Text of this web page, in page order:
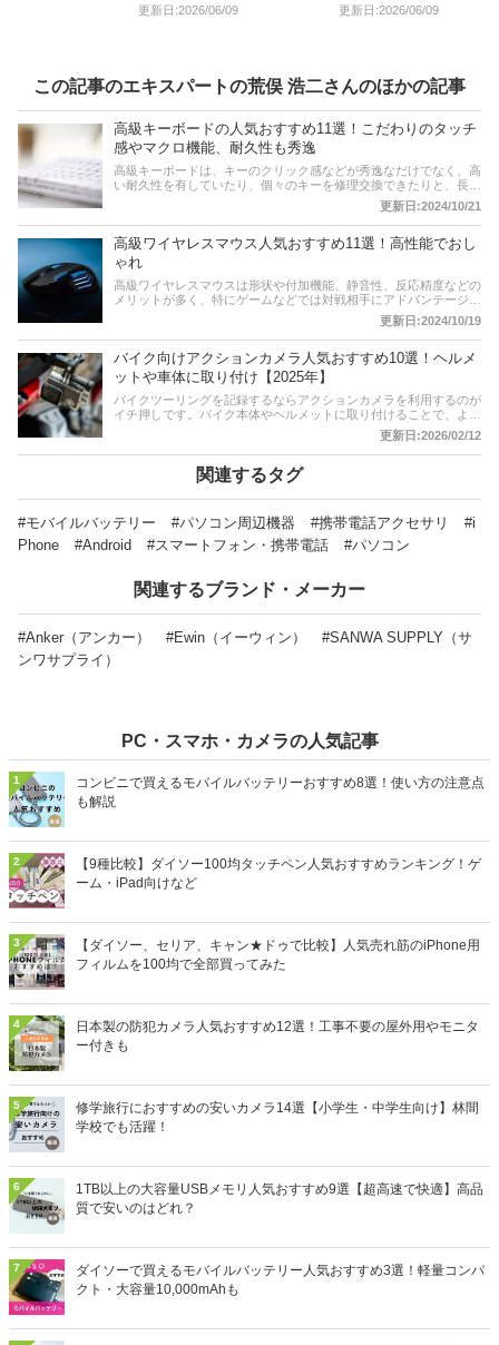
更新日:2026/06/09 更新日:2026/06/09
この記事のエキスパートの荒俣 浩二さんのほかの記事
高級キーボードの人気おすすめ11選！こだわりのタッチ
感やマクロ機能、耐久性も秀逸
高級キーボードは、キーのクリック感などが秀逸なだけでなく、高
い耐久性を有していたり、個々のキーを修理交換できたりと、長く
使い続けるための性能を装備したものが多いのが魅力です。ここで
は、そんな高級キーボードのおすすめ商品を紹介しましょう。人気
のロジクールやコルセアなどをピックアップ。ビジネスでの業務や
ゲームの操作をワンランク上にしてくれること間違いなし！また後
半には、比較一覧表や通販サイトの最新人気ランキングも用意しま
したので、売れ筋や口コミとあわせてチェックしましょう。
更新日:2024/10/21
高級ワイヤレスマウス人気おすすめ11選！高性能でおし
ゃれ
高級ワイヤレスマウスは形状や付加機能、静音性、反応精度などの
メリットが多く、特にゲームなどでは対戦相手にアドバンテージを
付けられるといった魅力があります。また、ビジネス現場でも効率
的なデスクワークに直結するアイテムです。そこでここでは、値段
は高いが機能性抜群な高級ワイヤレスマウスのおすすめ商品を紹介
します。1万円以上のモデルを基準にピックアップ(*)。後半には、
比較一覧表や通販サイトの最新人気ランキングもあるので、売れ筋
や口コミとあわせてチェックしてみてください。*価格は変動しま
す
更新日:2024/10/19
バイク向けアクションカメラ人気おすすめ10選！ヘルメ
ットや車体に取り付け【2025年】
バイクツーリングを記録するならアクションカメラを利用するのが
イチ押しです。バイク本体やヘルメットに取り付けることで、より
鮮明できれいな風景や走行シーンを撮影することができます。どん
な商品があるのか、取り付けやすいものは？ など、商品選びに迷
ってしまう人も多いのではないでしょうか。この記事では、バイク
向けアクションカメラのおすすめ商品をご紹介。ヘルメットや車体
に取り付けて記録できるものをピックアップしていますので、用途
に合ったアクションカムを選んでみてくださいね。記事後半には、
比較一覧表、通販サイトの売れ筋人気ランキングもあるので、口コ
ミや評判もチェックしてみてください。
更新日:2026/02/12
関連するタグ
#モバイルバッテリー #パソコン周辺機器 #携帯電話アクセサリ
#i
Phone
#Android #スマートフォン・携帯電話 #パソコン
関連するブランド・メーカー
#Anker（アンカー） #Ewin（イーウィン）
#SANWA SUPPLY（サ
ンワサプライ）
PC・スマホ・カメラの人気記事
1
コンビニで買えるモバイルバッテリーおすすめ8選！使い方の注意点
も解説
2
【9種比較】ダイソー100均タッチペン人気おすすめランキング！ゲ
ーム・iPad向けなど
3
【ダイソー、セリア、キャン★ドゥで比較】人気売れ筋のiPhone用
フィルムを100均で全部買ってみた
4
日本製の防犯カメラ人気おすすめ12選！工事不要の屋外用やモニタ
ー付きも
5
修学旅行におすすめの安いカメラ14選【小学生・中学生向け】林間
学校でも活躍！
6
1TB以上の大容量USBメモリ人気おすすめ9選【超高速で快適】高品
質で安いのはどれ？
7
ダイソーで買えるモバイルバッテリー人気おすすめ3選！軽量コンパ
クト・大容量10,000mAhも